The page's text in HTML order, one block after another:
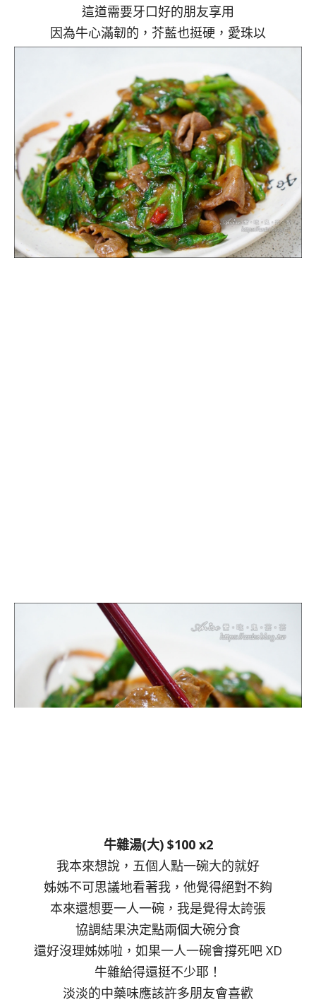
這道需要牙口好的朋友享用
因為牛心滿韌的，芥藍也挺硬，愛珠以
牛雜湯(大) $100 x2
我本來想說，五個人點一碗大的就好
姊姊不可思議地看著我，他覺得絕對不夠
本來還想要一人一碗，我是覺得太誇張
協調結果決定點兩個大碗分食
還好沒理姊姊啦，如果一人一碗會撐死吧 XD
牛雜給得還挺不少耶！
淡淡的中藥味應該許多朋友會喜歡